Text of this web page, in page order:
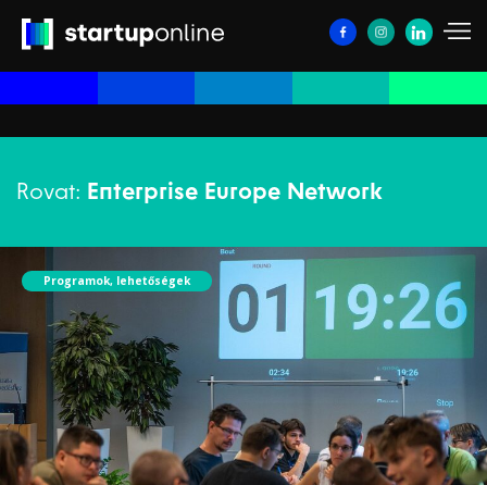
Rovat: Enterprise Europe Network
Programok, lehetőségek